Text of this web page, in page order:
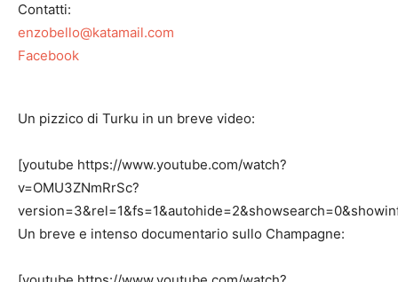
Contatti:
enzobello@katamail.com
Facebook
Un pizzico di Turku in un breve video:
[youtube https://www.youtube.com/watch?
v=OMU3ZNmRrSc?
Un breve e intenso documentario sullo Champagne: